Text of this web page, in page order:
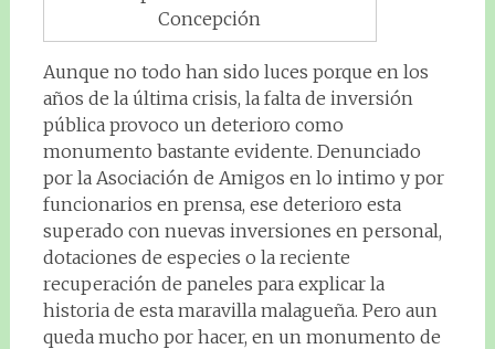
Concepción
Aunque no todo han sido luces porque en los
años de la última crisis, la falta de inversión
pública provoco un deterioro como
monumento bastante evidente. Denunciado
por la Asociación de Amigos en lo intimo y por
funcionarios en prensa, ese deterioro esta
superado con nuevas inversiones en personal,
dotaciones de especies o la reciente
recuperación de paneles para explicar la
historia de esta maravilla malagueña. Pero aun
queda mucho por hacer, en un monumento de